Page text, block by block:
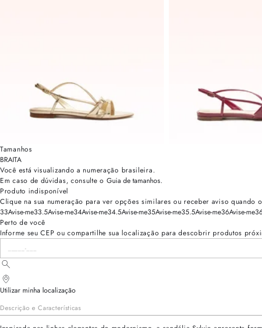
Tamanhos
BRAITA
Você está visualizando a numeração brasileira.
Em caso de dúvidas, consulte o Guia de tamanhos.
Produto indisponível
Clique na sua numeração para ver opções similares ou receber aviso quando
33Avise-me33.5Avise-me34Avise-me34.5Avise-me35Avise-me35.5Avise-me36Avise-me
Perto de você
Informe seu CEP ou compartilhe sua localização para descobrir produtos
Utilizar minha localização
Descrição e Características